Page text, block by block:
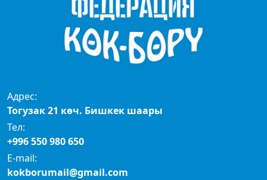
Адрес:
Тогузак 21 көч. Бишкек шаары
Тел:
+996 550 980 650
E-mail:
kokborumail@gmail.com